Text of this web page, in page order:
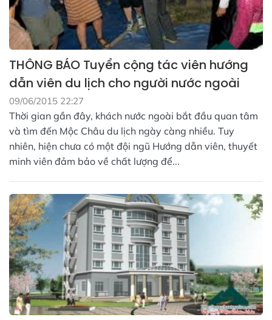
THÔNG BÁO Tuyển cộng tác viên hướng
dẫn viên du lịch cho người nước ngoài
09/06/2015 22:27
Thời gian gần đây, khách nước ngoài bắt đầu quan tâm
và tìm đến Mộc Châu du lịch ngày càng nhiều. Tuy
nhiên, hiện chưa có một đội ngũ Hướng dẫn viên, thuyết
minh viên đảm bảo về chất lượng để...